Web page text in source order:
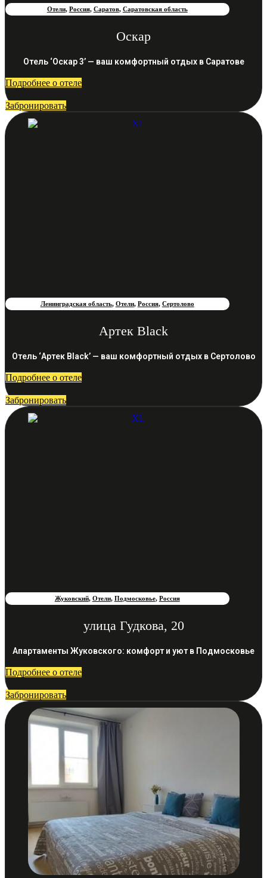
Отели, Россия, Саратов, Саратовская область
Оскар
Отель ‘Оскар 3’ — ваш комфортный отдых в Саратове
Подробнее о отеле
Забронировать
Ленинградская область, Отели, Россия, Сертолово
Артек Black
Отель ‘Артек Black’ — ваш комфортный отдых в Сертолово
Подробнее о отеле
Забронировать
Жуковский, Отели, Подмосковье, Россия
улица Гудкова, 20
Апартаменты Жуковского: комфорт и уют в Подмосковье
Подробнее о отеле
Забронировать